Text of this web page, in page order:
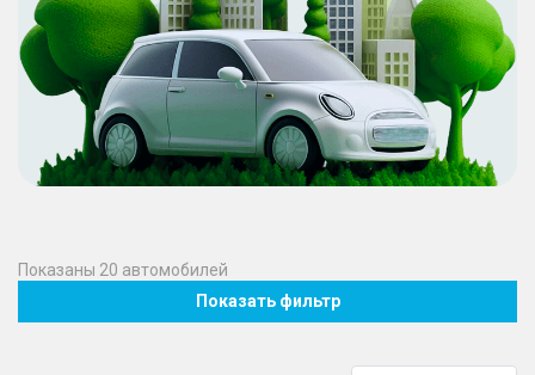
Показаны 20 автомобилей
Показать фильтр